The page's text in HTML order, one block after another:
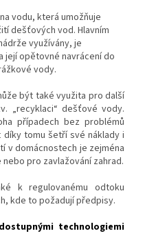
vodu, která umožňuje
dešťových vod. Hlavním
využívány, je
její opětovné navrácení do
vody.
být také využita pro další
„recyklaci“ dešťové vody.
případech bez problémů
tomu šetří své náklady i
v domácnostech je zejména
pro zavlažování zahrad.
k regulovanému odtoku
kde to požadují předpisy.
technologiemi